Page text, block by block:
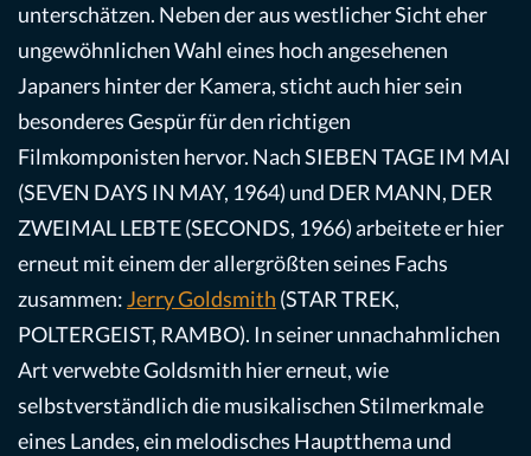
unterschätzen. Neben der aus westlicher Sicht eher
ungewöhnlichen Wahl eines hoch angesehenen
Japaners hinter der Kamera, sticht auch hier sein
besonderes Gespür für den richtigen
Filmkomponisten hervor. Nach SIEBEN TAGE IM MAI
(SEVEN DAYS IN MAY, 1964) und DER MANN, DER
ZWEIMAL LEBTE (SECONDS, 1966) arbeitete er hier
erneut mit einem der allergrößten seines Fachs
zusammen:Jerry Goldsmith (STAR TREK,
POLTERGEIST, RAMBO). In seiner unnachahmlichen
Art verwebte Goldsmith hier erneut, wie
selbstverständlich die musikalischen Stilmerkmale
eines Landes, ein melodisches Hauptthema und